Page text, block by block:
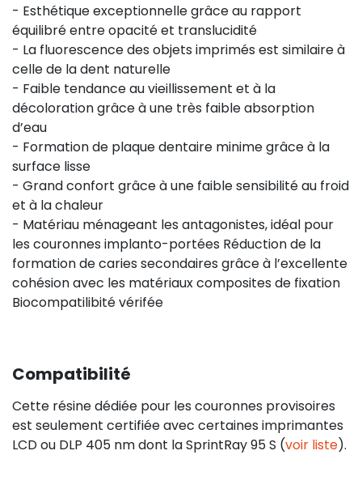
- Esthétique exceptionnelle grâce au rapport
équilibré entre opacité et translucidité
- La fluorescence des objets imprimés est similaire à
celle de la dent naturelle
- Faible tendance au vieillissement et à la
décoloration grâce à une très faible absorption
d’eau
- Formation de plaque dentaire minime grâce à la
surface lisse
- Grand confort grâce à une faible sensibilité au froid
et à la chaleur
- Matériau ménageant les antagonistes, idéal pour
les couronnes implanto-portées Réduction de la
formation de caries secondaires grâce à l’excellente
cohésion avec les matériaux composites de fixation
Biocompatilibité vérifée
Compatibilité
Cette résine dédiée pour les couronnes provisoires
est seulement certifiée avec certaines imprimantes
LCD ou DLP 405 nm dont la SprintRay 95 S (voir liste).